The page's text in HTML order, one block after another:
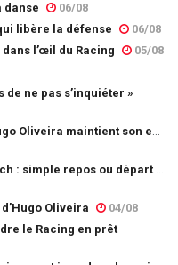
danse
06/08
libère la défense
06/08
l’œil du Racing
05/08
ne pas s’inquiéter »
Oliveira
04/08
le Racing en prêt